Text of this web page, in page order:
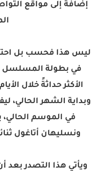
إضافة إلى مواقع
ليس هذا فحسب بل احتلّ
في بطولة المسلسل
الأكثر حداثةً خلال
وبداية الشهر الحالي،
في الموسم الحالي،
ونسليهان أتاغول
ويأتي هذا التصدر